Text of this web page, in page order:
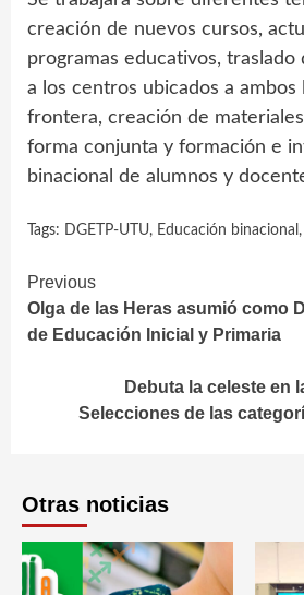
creación de nuevos cursos,
programas educativos, traslado
a los centros ubicados a ambos
frontera, creación de
forma conjunta y formación e
binacional de alumnos y
Tags: DGETP-UTU, Educación binacional ,
Continue
Reading
Previous
Olga de las Heras asumió como
de Educación Inicial y Primaria
Debuta la celeste en
Selecciones de las
Otras noticias